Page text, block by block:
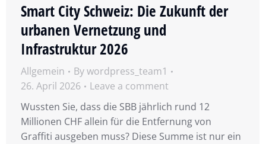
Smart City Schweiz: Die Zukunft der
urbanen Vernetzung und
Infrastruktur 2026
Allgemein Bywordpress_team1
26. April 2026
Leave a comment
Wussten Sie, dass die SBB jährlich rund 12
Millionen CHF allein für die Entfernung von
Graffiti ausgeben muss? Diese Summe ist nur ein